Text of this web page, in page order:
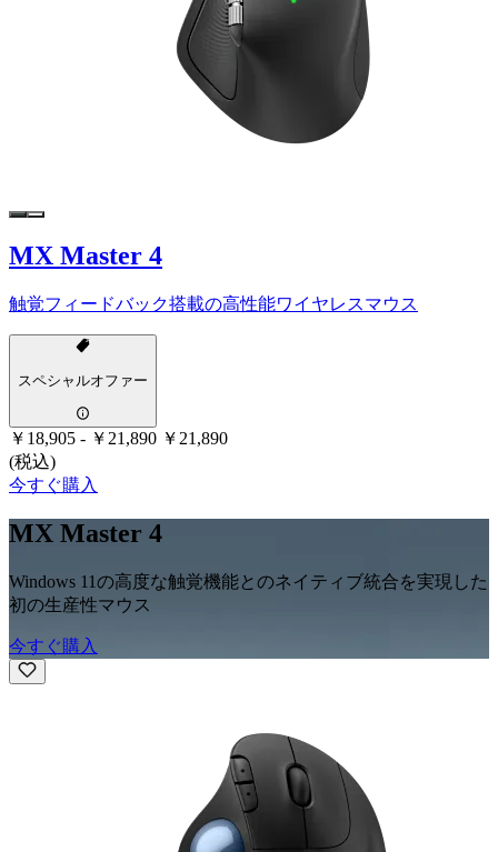
MX Master 4
触覚フィードバック搭載の高性能ワイヤレスマウス
スペシャルオファー
￥18,905 - ￥21,890 ￥21,890
(税込)
今すぐ購入
MX Master 4
Windows 11の高度な触覚機能とのネイティブ統合を実現した
初の生産性マウス
今すぐ購入